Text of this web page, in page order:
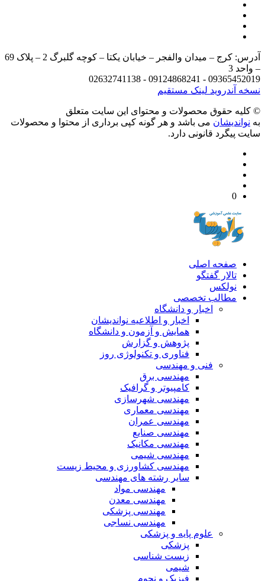
آدرس: کرج – میدان والفجر – خیابان یکتا – کوچه گلبرگ 2 – پلاک 69
3
09365452019 - 09124868241 -
آندرویدلینک مستقیم
حقوق محصولات و محتوای اين سایت متعلق
می باشد و هر گونه کپی برداری از محتوا و محصولات
پیگرد قانونی دارد.
صفحه اصلی
تالار گفتگو
نولکس
مطالب تخصصی
اخبار و دانشگاه
اخبار و اطلاعیه نواندیشان
همایش و آزمون و دانشگاه
پژوهش و گزارش
فناوری و تکنولوژی روز
فنی و مهندسی
مهندسی برق
کامپیوتر و گرافیک
مهندسی شهرسازی
مهندسی معماری
مهندسی عمران
مهندسی صنایع
مهندسی مکانیک
مهندسی شیمی
مهندسی کشاورزی و محیط زیست
سایر رشته های مهندسی
مهندسی مواد
مهندسی معدن
مهندسی پزشکی
مهندسی نساجی
علوم پایه و پزشکی
پزشکی
زیست شناسی
شیمی
فیزیک و نجوم